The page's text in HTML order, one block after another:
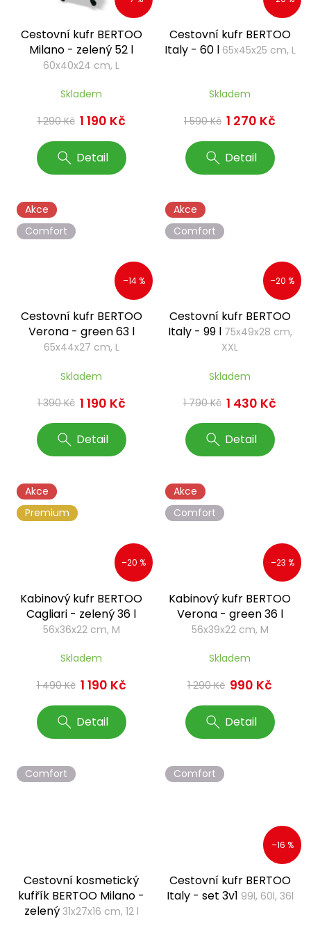
Cestovní kufr BERTOO
Milano - zelený 52 l
60x40x24 cm, L
Skladem
1 290 Kč 1 190 Kč
Detail
Cestovní kufr BERTOO
Italy - 60 l 65x45x25 cm, L
Skladem
1 590 Kč 1 270 Kč
Detail
Akce
Comfort
–14 %
Cestovní kufr BERTOO
Verona - green 63 l
65x44x27 cm, L
Skladem
1 390 Kč 1 190 Kč
Detail
Akce
Comfort
–20 %
Cestovní kufr BERTOO
Italy - 99 l 75x49x28 cm,
XXL
Skladem
1 790 Kč 1 430 Kč
Detail
Akce
Premium
–20 %
Kabinový kufr BERTOO
Cagliari - zelený 36 l
56x36x22 cm, M
Skladem
1 490 Kč 1 190 Kč
Detail
Akce
Comfort
–23 %
Kabinový kufr BERTOO
Verona - green 36 l
56x39x22 cm, M
Skladem
1 290 Kč 990 Kč
Detail
Comfort
Cestovní kosmetický
kufřík BERTOO Milano -
zelený 31x27x16 cm, 12 l
Comfort
–16 %
Cestovní kufr BERTOO
Italy - set 3v1 99l, 60l, 36l